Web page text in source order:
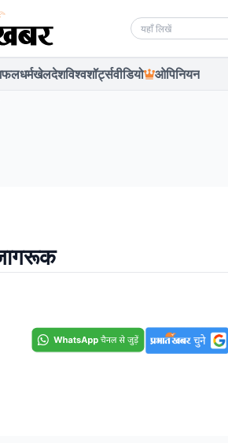
Search news
धर्मखेलदेशविश्वशॉर्ट्सवीडियो ओपिनियन